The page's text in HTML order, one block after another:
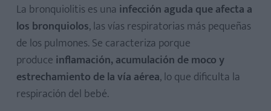
La bronquiolitis es una infección aguda que afecta a
los bronquiolos, las vías respiratorias más pequeñas
de los pulmones. Se caracteriza porque
produce inflamación, acumulación de moco y
estrechamiento de la vía aérea, lo que dificulta la
respiración del bebé.